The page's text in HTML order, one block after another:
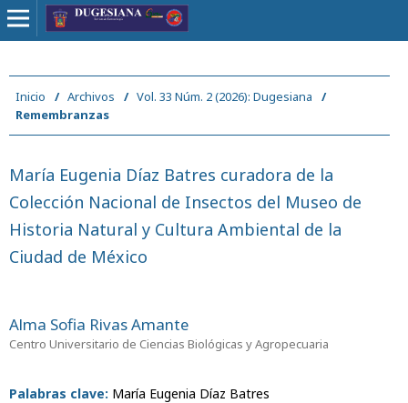
Inicio / Archivos / Vol. 33 Núm. 2 (2026): Dugesiana
/
Remembranzas
María Eugenia Díaz Batres curadora de la
Colección Nacional de Insectos del Museo de
Historia Natural y Cultura Ambiental de la
Ciudad de México
Alma Sofia Rivas Amante
Centro Universitario de Ciencias Biológicas y Agropecuaria
Palabras clave: María Eugenia Díaz Batres